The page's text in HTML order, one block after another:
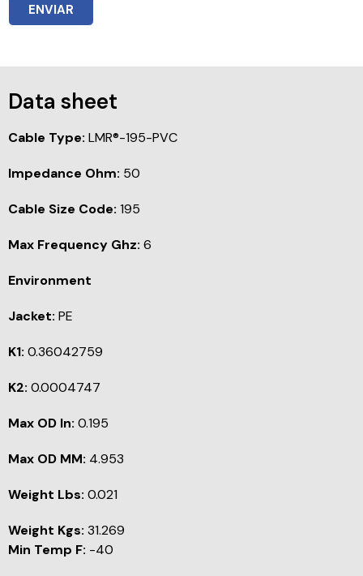
ENVIAR
Data sheet
Cable Type: LMR®-195-PVC
Impedance Ohm: 50
Cable Size Code: 195
Max Frequency Ghz: 6
Environment
Jacket: PE
K1: 0.36042759
K2: 0.0004747
Max OD In: 0.195
Max OD MM: 4.953
Weight Lbs: 0.021
Weight Kgs: 31.269
Min Temp F: -40